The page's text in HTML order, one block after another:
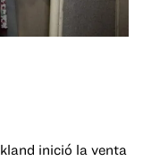
inició la venta